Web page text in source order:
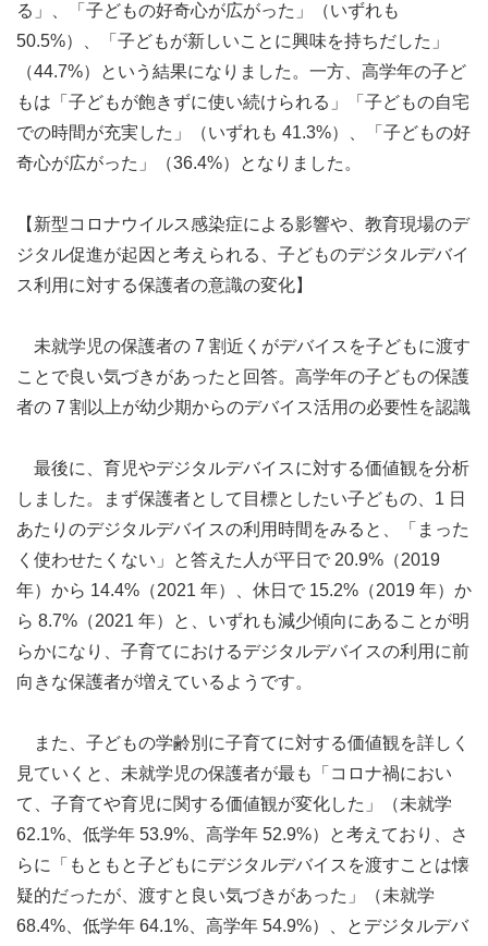
る」、「子どもの好奇心が広がった」（いずれも
50.5%）、「子どもが新しいことに興味を持ちだした」
（44.7%）という結果になりました。一方、高学年の子ど
もは「子どもが飽きずに使い続けられる」「子どもの自宅
での時間が充実した」（いずれも 41.3%）、「子どもの好
奇心が広がった」（36.4%）となりました。
【新型コロナウイルス感染症による影響や、教育現場のデ
ジタル促進が起因と考えられる、子どものデジタルデバイ
ス利用に対する保護者の意識の変化】
未就学児の保護者の 7 割近くがデバイスを子どもに渡す
ことで良い気づきがあったと回答。高学年の子どもの保護
者の 7 割以上が幼少期からのデバイス活用の必要性を認識
最後に、育児やデジタルデバイスに対する価値観を分析
しました。まず保護者として目標としたい子どもの、1 日
あたりのデジタルデバイスの利用時間をみると、「まった
く使わせたくない」と答えた人が平日で 20.9%（2019
年）から 14.4%（2021 年）、休日で 15.2%（2019 年）か
ら 8.7%（2021 年）と、いずれも減少傾向にあることが明
らかになり、子育てにおけるデジタルデバイスの利用に前
向きな保護者が増えているようです。
また、子どもの学齢別に子育てに対する価値観を詳しく
見ていくと、未就学児の保護者が最も「コロナ禍におい
て、子育てや育児に関する価値観が変化した」（未就学
62.1%、低学年 53.9%、高学年 52.9%）と考えており、さ
らに「もともと子どもにデジタルデバイスを渡すことは懐
疑的だったが、渡すと良い気づきがあった」（未就学
68.4%、低学年 64.1%、高学年 54.9%）、とデジタルデバ